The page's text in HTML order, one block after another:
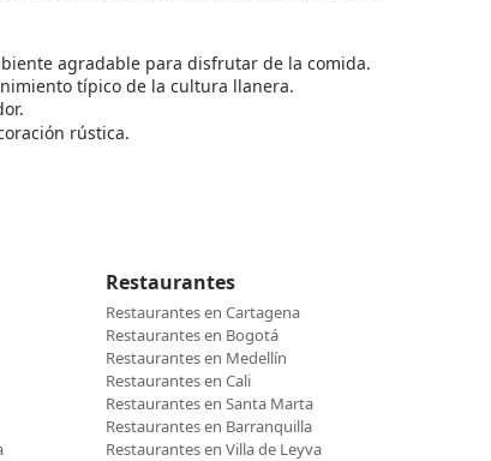
agradable para disfrutar de la comida.
típico de la cultura llanera.
rústica.
Restaurantes
Restaurantes en Cartagena
Restaurantes en Bogotá
Restaurantes en Medellín
Restaurantes en Cali
Restaurantes en Santa Marta
Restaurantes en Barranquilla
Restaurantes en Villa de Leyva